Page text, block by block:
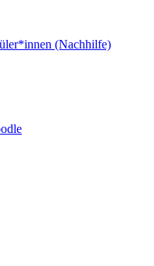
(Nachhilfe)